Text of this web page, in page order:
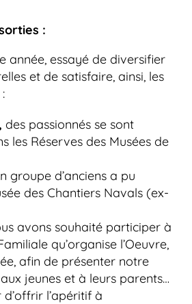
:
année, essayé de diversifier
et de satisfaire, ainsi, les
des passionnés se sont
les Réserves des Musées de
groupe d’anciens a pu
des Chantiers Navals (ex-
avons souhaité participer à
qu’organise l’Oeuvre,
afin de présenter notre
jeunes et à leurs parents…
l’apéritif à